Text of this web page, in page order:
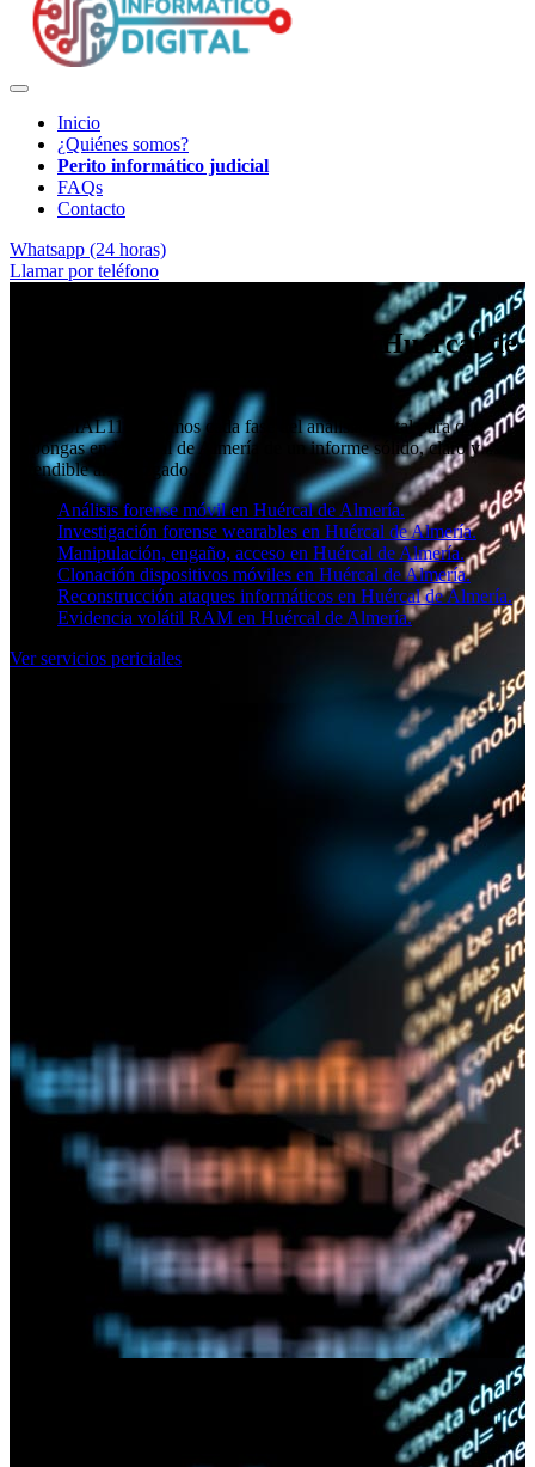
Inicio
¿Quiénes somos?
Perito informático judicial
FAQs
Contacto
Whatsapp (24 horas)
Llamar por teléfono
Perito judicial informático en Huércal de
En SOCIAL11 cuidamos cada fase del análisis digital para que
dispongas en Huércal de Almería de un informe sólido, claro y
defendible ante juzgado.
Análisis forense móvil en Huércal de Almería.
Investigación forense wearables en Huércal de Almería.
Manipulación, engaño, acceso en Huércal de Almería.
Clonación dispositivos móviles en Huércal de Almería.
Reconstrucción ataques informáticos en Huércal de Almería.
Evidencia volátil RAM en Huércal de Almería.
Ver servicios periciales